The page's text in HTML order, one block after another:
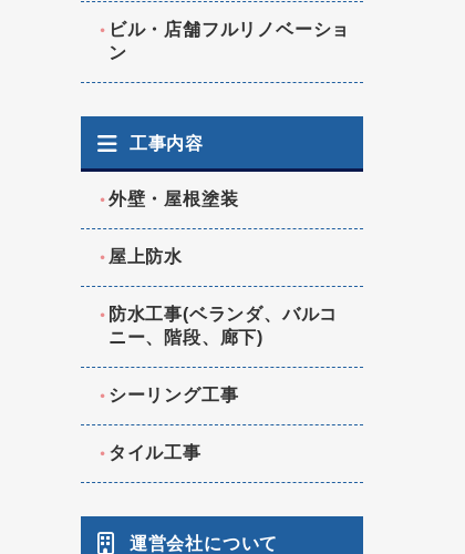
ビル・店舗フルリノベーショ
ン
工事内容
外壁・屋根塗装
屋上防水
防水工事(ベランダ、バルコ
ニー、階段、廊下)
シーリング工事
タイル工事
運営会社について